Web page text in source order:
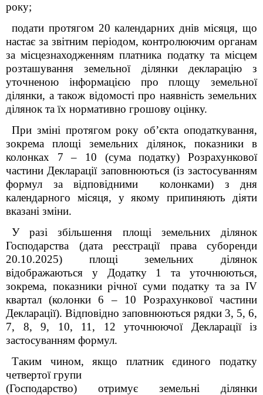
року;
подати протягом 20 календарних днів місяця, що
настає за звітним періодом, контролюючим органам
за місцезнаходженням платника податку та місцем
розташування земельної ділянки декларацію з
уточненою інформацією про площу земельної
ділянки, а також відомості про наявність земельних
ділянок та їх нормативно грошову оцінку.
При зміні протягом року об’єкта оподаткування,
зокрема площі земельних ділянок, показники в
колонках 7 – 10 (сума податку) Розрахункової
частини Декларації заповнюються (із застосуванням
формул за відповідними колонками) з дня
календарного місяця, у якому припиняють діяти
вказані зміни.
У разі збільшення площі земельних ділянок
Господарства (дата реєстрації права суборенди
20.10.2025) площі земельних ділянок
відображаються у Додатку 1 та уточнюються,
зокрема, показники річної суми податку та за ІV
квартал (колонки 6 – 10 Розрахункової частини
Декларації). Відповідно заповнюються рядки 3, 5, 6,
7, 8, 9, 10, 11, 12 уточнюючої Декларації із
застосуванням формул.
Таким чином, якщо платник єдиного податку
четвертої групи
(Господарство) отримує земельні ділянки